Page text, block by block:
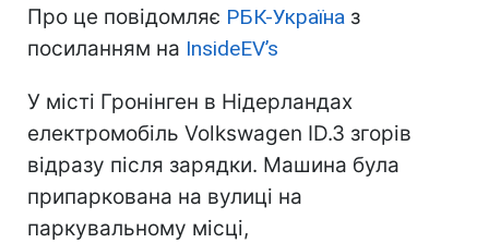
Про це повідомляє РБК-Україна з
посиланням на InsideEV’s
У місті Гронінген в Нідерландах
електромобіль Volkswagen ID.3 згорів
відразу після зарядки. Машина була
припаркована на вулиці на
паркувальному місці,